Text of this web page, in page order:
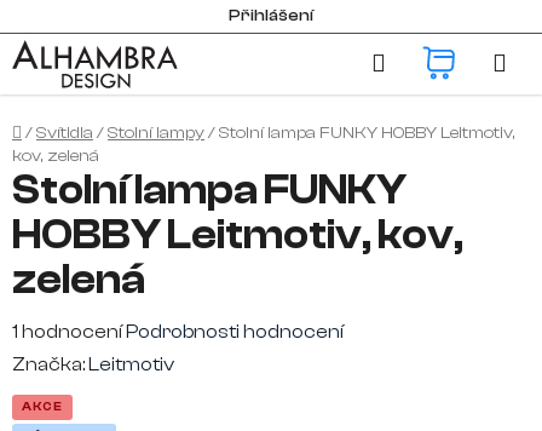
na
obsah
Přihlášení
Hledat
Domů
/Svítidla /Stolní lampy/Stolní lampa FUNKY HOBBY Leitmotiv,
kov, zelená
Stolní lampa FUNKY
HOBBY Leitmotiv, kov,
zelená
Průměrné
hodnocení
produktu
1 hodnoceníPodrobnosti hodnocení
Značka:Leitmotiv
AKCE